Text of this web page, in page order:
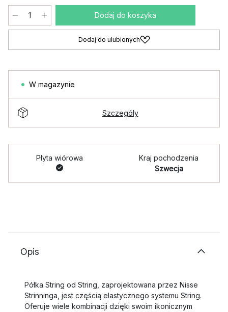
Dodaj do koszyka
Dodaj do ulubionych
W magazynie
Szczegóły
Płyta wiórowa
Kraj pochodzenia
Szwecja
Opis
Półka String od String, zaprojektowana przez Nisse
Strinninga, jest częścią elastycznego systemu String.
Oferuje wiele kombinacji dzięki swoim ikonicznym